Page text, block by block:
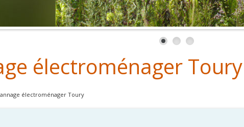
électroménager Toury
électroménager Toury